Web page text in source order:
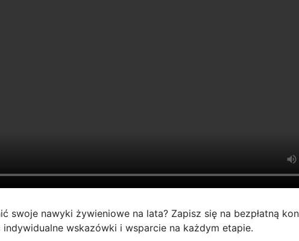
swoje nawyki żywieniowe na lata? Zapisz się na bezpłatną
wskazówki i wsparcie na każdym etapie.